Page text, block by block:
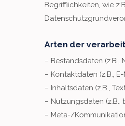
Begrifflichkeiten, wie
Arten der
– Bestandsdaten (z.B.,
– Kontaktdaten (z.B.,
– Inhaltsdaten (z.B.,
– Nutzungsdaten (z.B.,
– Meta-/